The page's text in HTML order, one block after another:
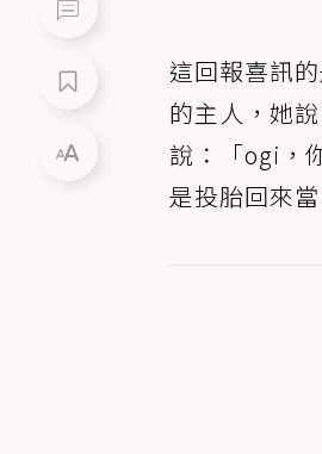
這回報喜訊
的主人，她
說：「ogi，
是投胎回來